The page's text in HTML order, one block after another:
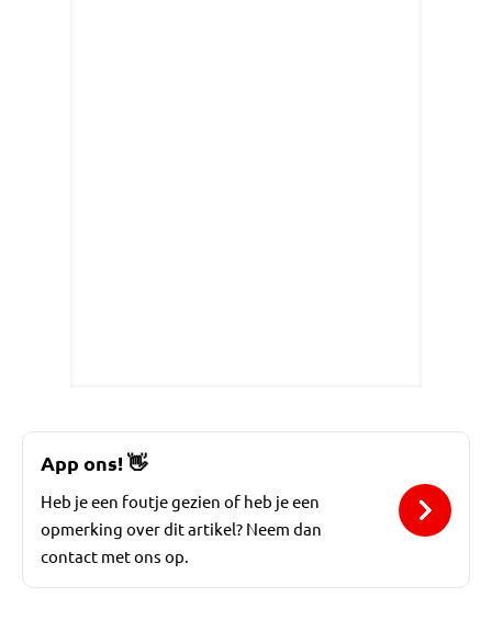
App ons!👋
Heb je een foutje gezien of heb je een
opmerking over dit artikel? Neem dan
contact met ons op.